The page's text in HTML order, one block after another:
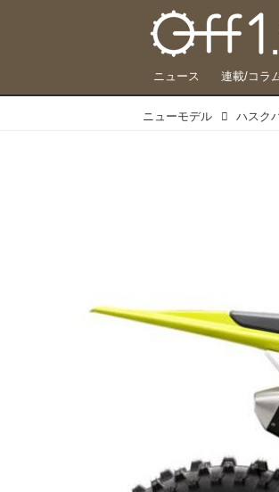
ニュース 連載/コラ
ニューモデル